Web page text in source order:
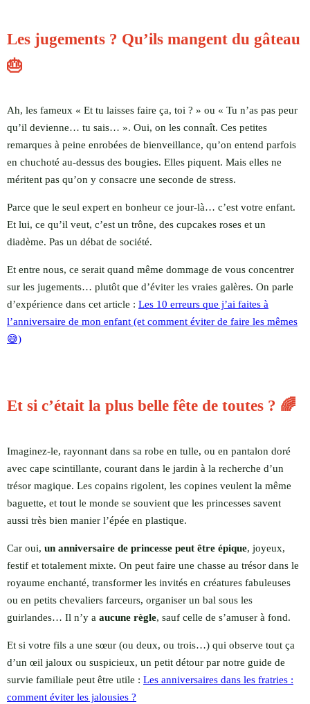
Les jugements ? Qu’ils mangent du gâteau
🎂
Ah, les fameux « Et tu laisses faire ça, toi ? » ou « Tu n’as pas peur
qu’il devienne… tu sais… ». Oui, on les connaît. Ces petites
remarques à peine enrobées de bienveillance, qu’on entend parfois
en chuchoté au-dessus des bougies. Elles piquent. Mais elles ne
méritent pas qu’on y consacre une seconde de stress.
Parce que le seul expert en bonheur ce jour-là… c’est votre enfant.
Et lui, ce qu’il veut, c’est un trône, des cupcakes roses et un
diadème. Pas un débat de société.
Et entre nous, ce serait quand même dommage de vous concentrer
sur les jugements… plutôt que d’éviter les vraies galères. On parle
d’expérience dans cet article : Les 10 erreurs que j’ai faites à
l’anniversaire de mon enfant (et comment éviter de faire les mêmes
😅)
Et si c’était la plus belle fête de toutes ? 🌈
Imaginez-le, rayonnant dans sa robe en tulle, ou en pantalon doré
avec cape scintillante, courant dans le jardin à la recherche d’un
trésor magique. Les copains rigolent, les copines veulent la même
baguette, et tout le monde se souvient que les princesses savent
aussi très bien manier l’épée en plastique.
Car oui, un anniversaire de princesse peut être épique, joyeux,
festif et totalement mixte. On peut faire une chasse au trésor dans le
royaume enchanté, transformer les invités en créatures fabuleuses
ou en petits chevaliers farceurs, organiser un bal sous les
guirlandes… Il n’y a aucune règle, sauf celle de s’amuser à fond.
Et si votre fils a une sœur (ou deux, ou trois…) qui observe tout ça
d’un œil jaloux ou suspicieux, un petit détour par notre guide de
survie familiale peut être utile : Les anniversaires dans les fratries :
comment éviter les jalousies ?